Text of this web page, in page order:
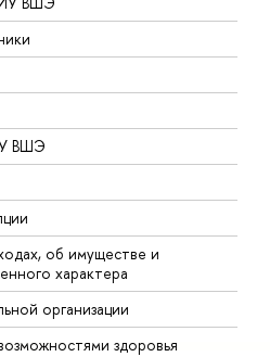
ВШЭ
об имуществе и
характера
организации
здоровья